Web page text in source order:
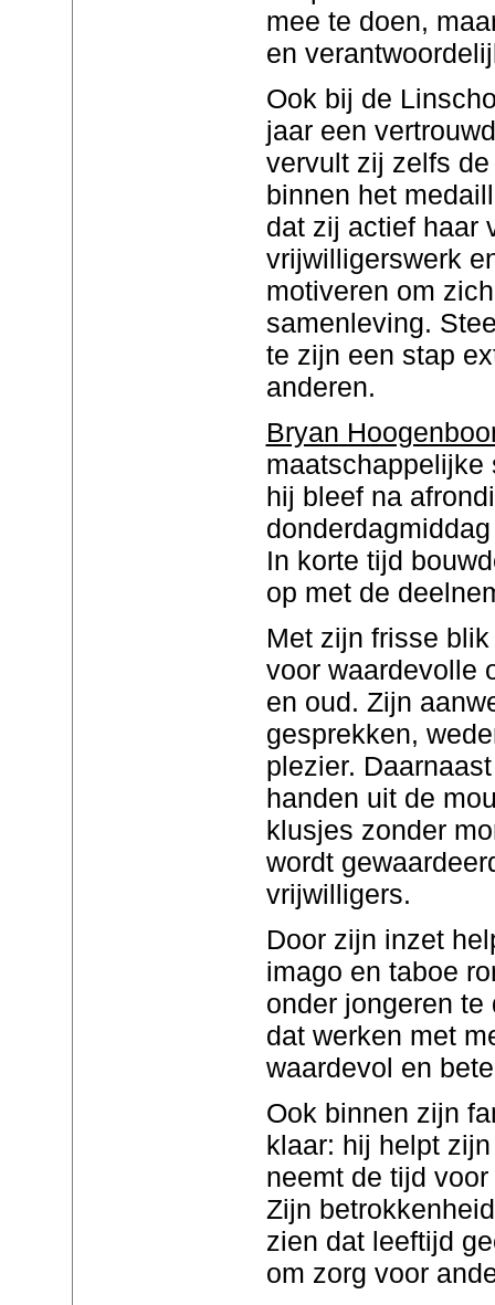
mee te doen,
en
Ook bij de
jaar een
vervult zij zelfs
binnen het
dat zij actief haar
vrijwilligerswerk
motiveren om
samenleving.
te zijn een stap
anderen.
Bryan
maatschappelijke
hij bleef na
In korte tijd
op met de
Met zijn frisse
voor waardevolle
en oud. Zijn
gesprekken,
plezier.
handen uit de
klusjes zonder
wordt
vrijwilligers.
Door zijn inzet
imago en taboe
onder jongeren
dat werken met
waardevol en
Ook binnen zijn
klaar: hij helpt
neemt de tijd
Zijn
zien dat leeftijd
om zorg voor